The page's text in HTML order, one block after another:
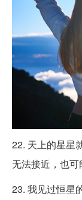
22. 天上的星星
无法接近，也可
23. 我见过恒星